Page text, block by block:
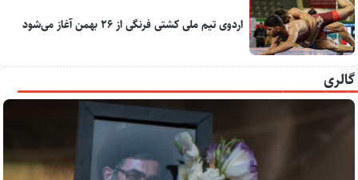
اردوی تیم ملی کشتی فرنگی از ۲۶ بهمن آغاز می‌شود
گالری